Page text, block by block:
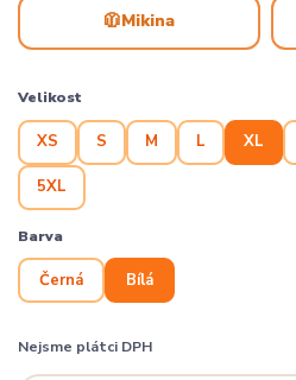
🧥Mikina
Velikost
XS S M L XL
5XL
Barva
Černá Bílá
Nejsme plátci DPH